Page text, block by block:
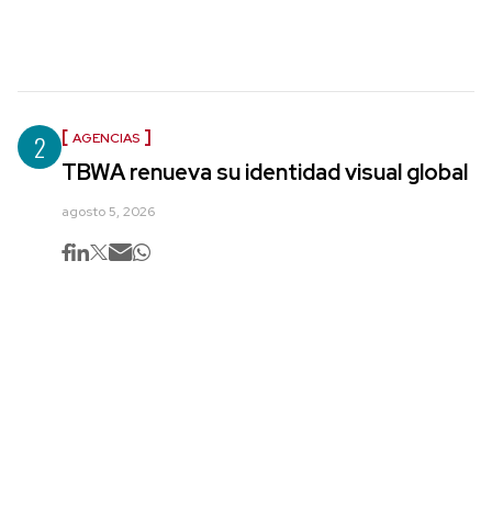
2 AGENCIAS
TBWA renueva su identidad visual global
agosto 5, 2026